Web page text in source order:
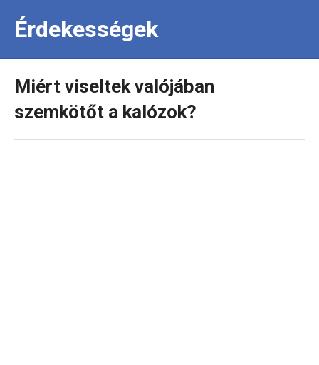
Érdekességek
Miért viseltek valójában
szemkötőt a kalózok?